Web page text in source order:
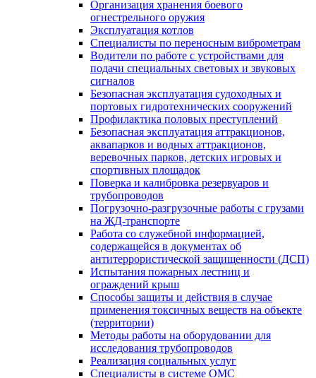
Организация хранения боевого
огнестрельного оружия
Эксплуатация котлов
Специалисты по переносным виброметрам
Водители по работе с устройствами для
подачи специальных световых и звуковых
сигналов
Безопасная эксплуатация судоходных и
портовых гидротехнических сооружений
Профилактика половых преступлений
Безопасная эксплуатация аттракционов,
аквапарков и водных аттракционов,
веревочных парков, детских игровых и
спортивных площадок
Поверка и калибровка резервуаров и
трубопроводов
Погрузочно-разгрузочные работы с грузами
на ЖД-транспорте
Работа со служебной информацией,
содержащейся в документах об
антитеррористической защищенности (ДСП)
Испытания пожарных лестниц и
ограждений крыш
Способы защиты и действия в случае
применения токсичных веществ на объекте
(территории)
Методы работы на оборудовании для
исследования трубопроводов
Реализация социальных услуг
Специалисты в системе ОМС